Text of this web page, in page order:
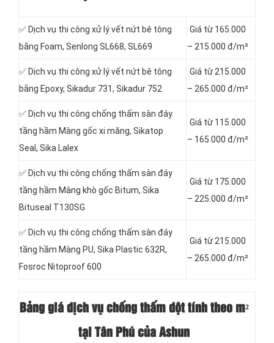
✅ Dịch vụ thi công xử lý vết nứt bê tông
bằng Foam, Senlong SL668, SL669
Giá từ 165.000
– 215.000 đ/m²
✅ Dịch vụ thi công xử lý vết nứt bê tông
bằng Epoxy, Sikadur 731, Sikadur 752
Giá từ 215.000
– 265.000 đ/m²
✅ Dịch vụ thi công chống thấm sàn đáy
tầng hầm Màng gốc xi măng, Sikatop
Seal, Sika Lalex
Giá từ 115.000
– 165.000 đ/m²
✅ Dịch vụ thi công chống thấm sàn đáy
tầng hầm Màng khò gốc Bitum, Sika
Bituseal T130SG
Giá từ 175.000
– 225.000 đ/m²
✅ Dịch vụ thi công chống thấm sàn đáy
tầng hầm Màng PU, Sika Plastic 632R,
Fosroc Nitoproof 600
Giá từ 215.000
– 265.000 đ/m²
Bảng giá dịch vụ chống thấm dột tính theo m²
tại Tân Phú của Ashun